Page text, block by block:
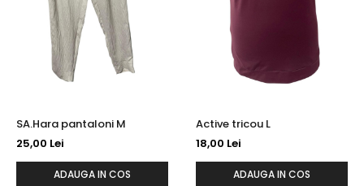
SA.Hara pantaloni M
25,00 Lei
ADAUGA IN COS
Active tricou L
18,00 Lei
ADAUGA IN COS